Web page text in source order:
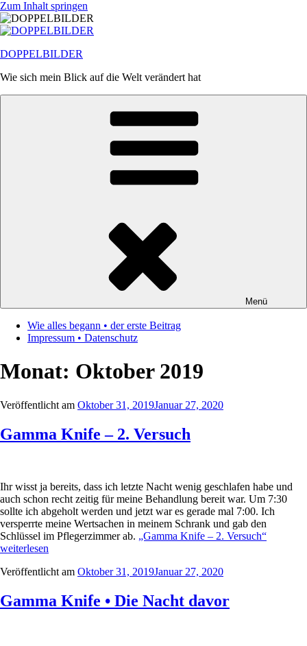
Zum Inhalt springen
DOPPELBILDER
Wie sich mein Blick auf die Welt verändert hat
Menü
Wie alles begann • der erste Beitrag
Impressum • Datenschutz
Monat: Oktober 2019
Veröffentlicht am Oktober 31, 2019Januar 27, 2020
Gamma Knife – 2. Versuch
Ihr wisst ja bereits, dass ich letzte Nacht wenig geschlafen habe und
auch schon recht zeitig für meine Behandlung bereit war. Um 7:30
sollte ich abgeholt werden und jetzt war es gerade mal 7:00. Ich
versperrte meine Wertsachen in meinem Schrank und gab den
Schlüssel im Pflegerzimmer ab. „Gamma Knife – 2. Versuch“
weiterlesen
Veröffentlicht am Oktober 31, 2019Januar 27, 2020
Gamma Knife • Die Nacht davor